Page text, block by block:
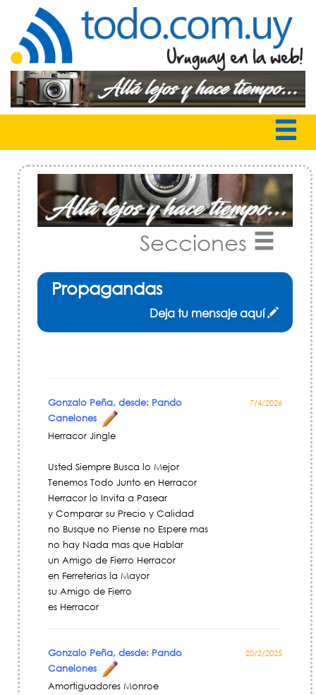
Secciones
Propagandas
Deja tu mensaje aquí
Gonzalo Peña, desde: Pando
Canelones
7/4/2026
Herracor Jingle
Usted Siempre Busca lo Mejor
Tenemos Todo Junto en Herracor
Herracor lo Invita a Pasear
y Comparar su Precio y Calidad
no Busque no Piense no Espere mas
no hay Nada mas que Hablar
un Amigo de Fierro Herracor
en Ferreterias la Mayor
su Amigo de Fierro
es Herracor
Gonzalo Peña, desde: Pando
Canelones
20/2/2025
Amortiguadores Monroe